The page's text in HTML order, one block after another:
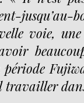
jusqu’au-
voie,
période
travailler